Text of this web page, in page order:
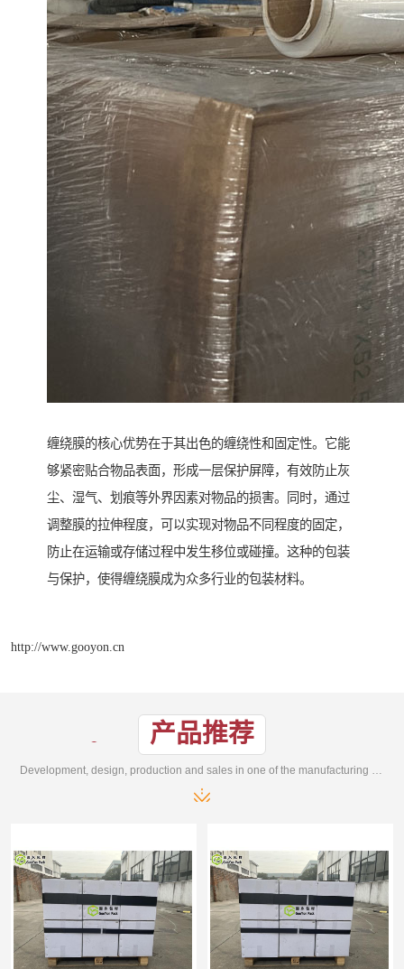
缠绕膜的核心优势在于其出色的缠绕性和固定性。它能
够紧密贴合物品表面，形成一层保护屏障，有效防止灰
尘、湿气、划痕等外界因素对物品的损害。同时，通过
调整膜的拉伸程度，可以实现对物品不同程度的固定，
防止在运输或存储过程中发生移位或碰撞。这种的包装
与保护，使得缠绕膜成为众多行业的包装材料。
http://www.gooyon.cn
产品推荐